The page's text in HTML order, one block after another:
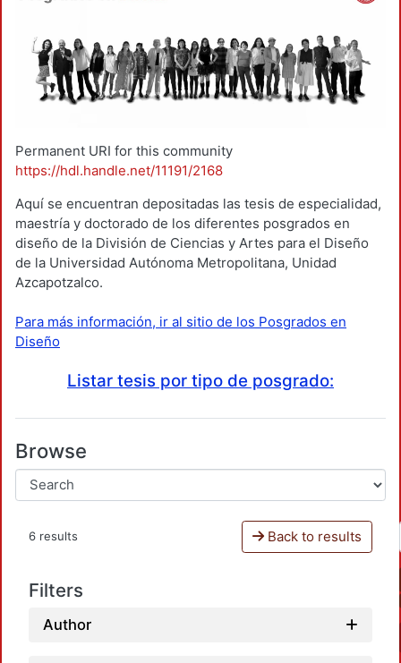
Permanent URI for this community
https://hdl.handle.net/11191/2168
Aquí se encuentran depositadas las tesis de especialidad,
maestría y doctorado de los diferentes posgrados en
diseño de la División de Ciencias y Artes para el Diseño
de la Universidad Autónoma Metropolitana, Unidad
Azcapotzalco.
Para más información, ir al sitio de los Posgrados en
Diseño
Listar tesis por tipo de posgrado:
Browse
6 results Back to results
Filters
Author